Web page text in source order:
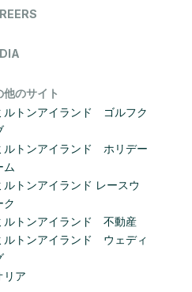
他のサイト
ルトンアイランド ゴルフク
ルトンアイランド ホリデー
ム
ルトンアイランド レースウ
ク
ルトンアイランド 不動産
ルトンアイランド ウェディ
リア